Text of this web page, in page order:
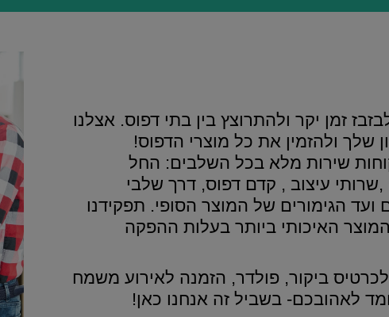
זמן יקר ולהתרוצץ בין בתי דפוס. אצלנו
שלך ולהזמין את כל מוצרי הדפוס!
שירות מלא בכל השלבים: החל
עיצוב , קדם דפוס, דרך שלבי
הגימורים של המוצר הסופי. תפקידנו
האיכותי ביותר בעלות ההפקה
ביקור, פולדר, הזמנה לאירוע משמח
לאהובכם- בשביל זה אנחנו כאן!